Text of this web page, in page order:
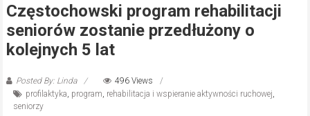
Częstochowski program rehabilitacji
seniorów zostanie przedłużony o
kolejnych 5 lat
Posted By: Linda
496 Views
profilaktyka, program, rehabilitacja i wspieranie aktywności ruchowej,
seniorzy